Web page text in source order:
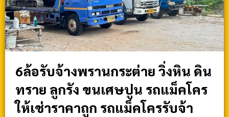
6ล้อรับจ้างพรานกระต่าย วิ่งหิน ดิน
ทราย ลูกรัง ขนเศษปูน รถแม็คโคร
ให้เช่าราคาถูก รถแม็คโครรับจ้า